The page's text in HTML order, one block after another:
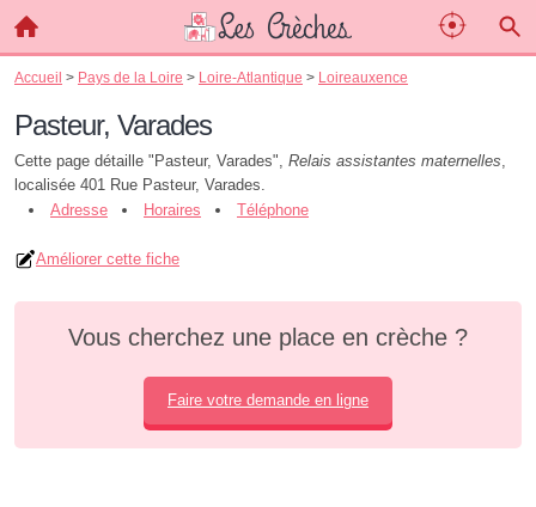
Accueil > Pays de la Loire > Loire-Atlantique > Loireauxence
Pasteur, Varades
Cette page détaille "Pasteur, Varades", Relais assistantes maternelles,
localisée 401 Rue Pasteur, Varades.
Adresse
Horaires Téléphone
Améliorer cette fiche
Vous cherchez une place en crèche ?
Faire votre demande en ligne